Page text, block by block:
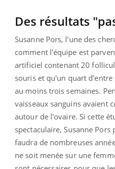
Des résultats
Susanne Pors, l'une des
comment l'équipe est
artificiel contenant 20
souris et qu'un quart
au moins trois semaines.
vaisseaux sanguins avaient
autour de l'ovaire. Si cette
spectaculaire, Susanne
faudra de nombreuses
ne soit menée sur une